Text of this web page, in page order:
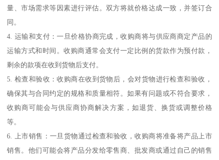
量、市场需求等因素进行评估。双方将就价格达成一致，并签订合
同。
4. 运输和支付：一旦价格协商完成，收购商将与供应商商定产品的
运输方式和时间。收购商通常会支付一定比例的货款作为预付款，
剩余的款项在收到货物后支付。
5. 检查和验收：收购商在收到货物后，会对货物进行检查和验收，
确保其与合同约定的规格和质量相符。如果有问题或不符合要求，
收购商可能会与供应商协商解决方案，如退货、换货或调整价格
等。
6. 上市销售：一旦货物通过检查和验收，收购商将准备将产品上市
销售。他们可能会将产品分发给零售商、批发商或通过自己的销售